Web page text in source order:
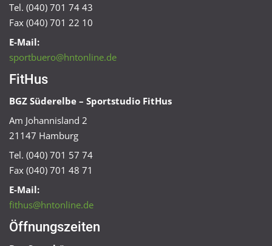
Tel. (040) 701 74 43
Fax (040) 701 22 10
E-Mail:
sportbuero@hntonline.de
FitHus
BGZ Süderelbe – Sportstudio FitHus
Am Johannisland 2
21147 Hamburg
Tel. (040) 701 57 74
Fax (040) 701 48 71
E-Mail:
fithus@hntonline.de
Öffnungszeiten